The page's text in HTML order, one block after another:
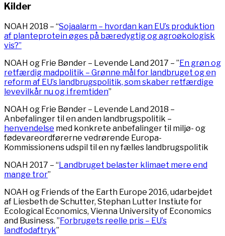
Kilder
NOAH 2018 – “Sojaalarm – hvordan kan EU’s produktion
af planteprotein øges på bæredygtig og agroøkologisk
vis?”
NOAH og Frie Bønder – Levende Land 2017 – ” En grøn og
retfærdig madpolitik – Grønne mål for landbruget og en
reform af EU’s landbrugspolitik, som skaber retfærdige
levevilkår nu og i fremtiden”
NOAH og Frie Bønder – Levende Land 2018 –
Anbefalinger til en anden landbrugspolitik –
henvendelse med konkrete anbefalinger til miljø- og
fødevareordførerne vedrørende Europa-
Kommissionens udspil til en ny fælles landbrugspolitik
NOAH 2017 – “Landbruget belaster klimaet mere end
mange tror”
NOAH og Friends of the Earth Europe 2016, udarbejdet
af Liesbeth de Schutter, Stephan Lutter Instiute for
Ecological Economics, Vienna University of Economics
and Business. ” Forbrugets reelle pris – EU’s
landfodaftryk”